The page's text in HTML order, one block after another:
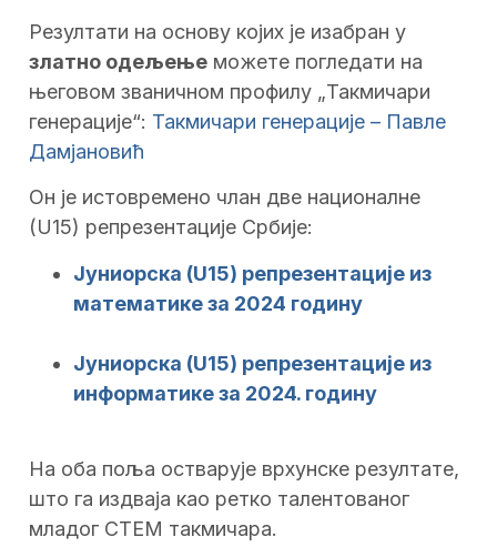
Резултати на основу којих је изабран у
златно одељење можете погледати на
његовом званичном профилу „Такмичари
генерације“: Такмичари генерације – Павле
Дамјановић
Он је истовремено члан две националне
(U15) репрезентације Србије:
Јуниорска (U15) репрезентације из
математике за 2024 годину
Јуниорска (U15) репрезентације из
информатикеза 2024. годину
На оба поља остварује врхунске резултате,
што га издваја као ретко талентованог
младог СТЕМ такмичара.